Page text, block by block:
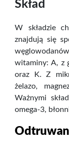
Skład
W składzie
znajdują się
witaminy: A, z
oraz K. Z
żelazo,
Ważnymi
omega-3,